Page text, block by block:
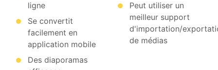
ligne
Se convertit
facilement en
application mobile
Des diaporamas
Peut utiliser un
meilleur support
d'importation/
de médias